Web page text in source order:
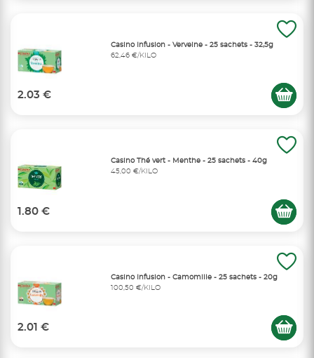
Casino Infusion - Verveine - 25 sachets - 32,5g
62,46 €/KILO
2.03 €
Casino Thé vert - Menthe - 25 sachets - 40g
45,00 €/KILO
1.80 €
Casino Infusion - Camomille - 25 sachets - 20g
100,50 €/KILO
2.01 €